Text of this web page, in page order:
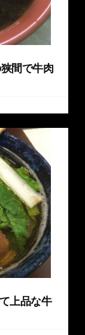
間で牛肉
上品な牛